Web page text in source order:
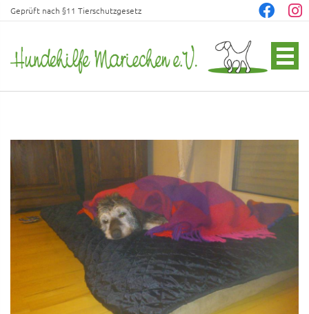
Geprüft nach §11 Tierschutzgesetz